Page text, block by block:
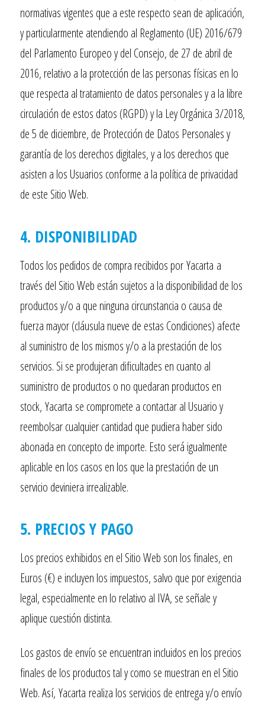
normativas vigentes que a este respecto sean de aplicación,
y particularmente atendiendo al Reglamento (UE) 2016/679
del Parlamento Europeo y del Consejo, de 27 de abril de
2016, relativo a la protección de las personas físicas en lo
que respecta al tratamiento de datos personales y a la libre
circulación de estos datos (RGPD) y la Ley Orgánica 3/2018,
de 5 de diciembre, de Protección de Datos Personales y
garantía de los derechos digitales, y a los derechos que
asisten a los Usuarios conforme a la política de privacidad
de este Sitio Web.
4. DISPONIBILIDAD
Todos los pedidos de compra recibidos porYacarta a
través del Sitio Web están sujetos a la disponibilidad de los
productos y/o a que ninguna circunstancia o causa de
fuerza mayor (cláusula nueve de estas Condiciones) afecte
al suministro de los mismos y/o a la prestación de los
servicios. Si se produjeran dificultades en cuanto al
suministro de productos o no quedaran productos en
stock, Yacarta se compromete a contactar al Usuario y
reembolsar cualquier cantidad que pudiera haber sido
abonada en concepto de importe. Esto será igualmente
aplicable en los casos en los que la prestación de un
servicio deviniera irrealizable.
5. PRECIOS Y PAGO
Los precios exhibidos en el Sitio Web son los finales, en
Euros (€) e incluyen los impuestos, salvo que por exigencia
legal, especialmente en lo relativo al IVA, se señale y
aplique cuestión distinta.
Los gastos de envío se encuentran incluidos en los precios
finales de los productos tal y como se muestran en el Sitio
Web. Así, Yacarta realiza los servicios de entrega y/o envío